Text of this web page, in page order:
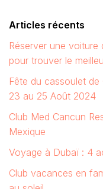
Articles récents
Réserver une
pour trouver le
Fête du cassoulet
23 au 25 Août 2024
Club Med Cancun
Mexique
Voyage à Dubaï : 4
Club vacances en